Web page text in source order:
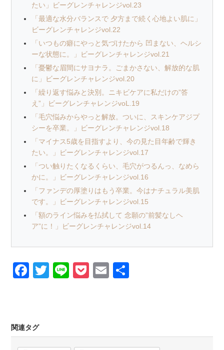
たい」ビーグレンチャレンジvol.23
「最適な水分バランスで 夕方まで続く心地よい肌に」
ビーグレンチャレンジvol.22
「いつもの癖にやっと気づけたから 凹まない、ヘルシ
ーな状態に。」ビーグレンチャレンジvol.21
「憂鬱な眉間にサヨナラ。ごまかさない、解放的な肌
に」ビーグレンチャレンジvol.20
「繰り返す悩みと決別。ニキビケアに私だけの”答
え”」ビーグレンチャレンジvoL.19
「毛穴悩みからやっと解放。ついに、スキンケアジプ
シーを卒業。」ビーグレンチャレンジvol.18
「マイナス5歳を目指すより、今の見た目年齢で輝き
たい。」ビーグレンチャレンジvol.17
「つい触りたくなるくらい、毛穴がつるんっ、なめら
かに。」ビーグレンチャレンジvol.16
「ファンデの厚塗りはもう卒業。今はナチュラル美肌
です。」ビーグレンチャレンジvol.15
「額のライン悩みを払拭して 念願の”前髪なしヘ
ア”に！」ビーグレンチャレンジvol.14
Facebook
Twitter
LinePocket
Email
関連タグ